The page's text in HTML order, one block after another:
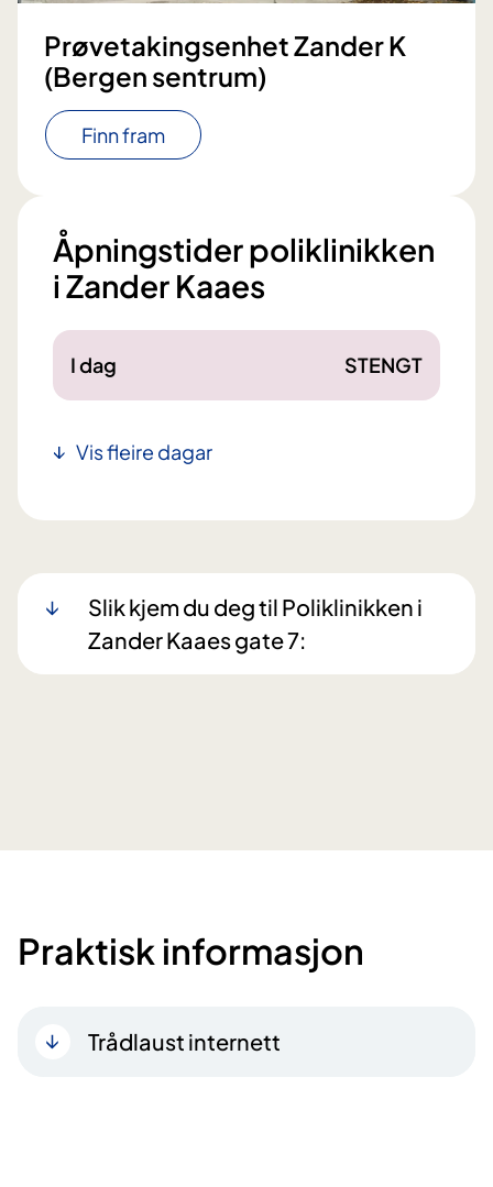
Prøvetakingsenhet Zander K
(Bergen sentrum)
Finn fram
Åpningstider poliklinikken
i Zander Kaaes
I dag STENGT
Vis fleire dagar
Slik kjem du deg til Poliklinikken i
Zander Kaaes gate 7:
Praktisk informasjon
Trådlaust internett